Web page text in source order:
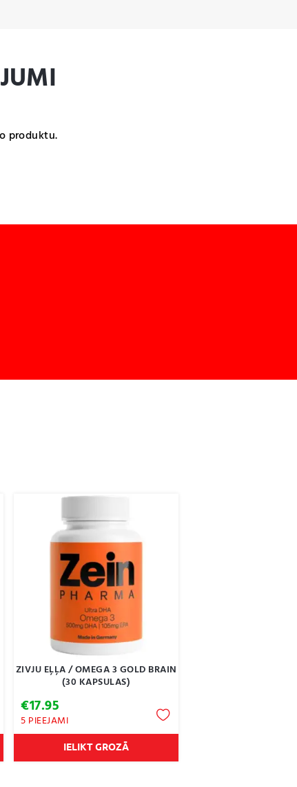
produktu.
ZIVJU EĻĻA / OMEGA 3 GOLD BRAIN
(30 KAPSULAS)
€17.95
5 PIEEJAMI
IELIKT GROZĀ